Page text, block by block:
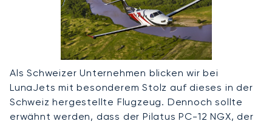
Als Schweizer Unternehmen blicken wir bei
LunaJets mit besonderem Stolz auf dieses in der
Schweiz hergestellte Flugzeug. Dennoch sollte
erwähnt werden, dass der Pilatus PC-12 NGX, der